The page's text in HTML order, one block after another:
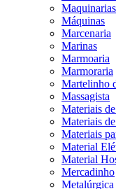
Maquinarias
Máquinas
Marcenaria
Marinas
Marmoaria
Marmoraria
Martelinho
Massagista
Materiais
Materiais
Materiais
Material
Material
Mercadinho
Metalúrgica